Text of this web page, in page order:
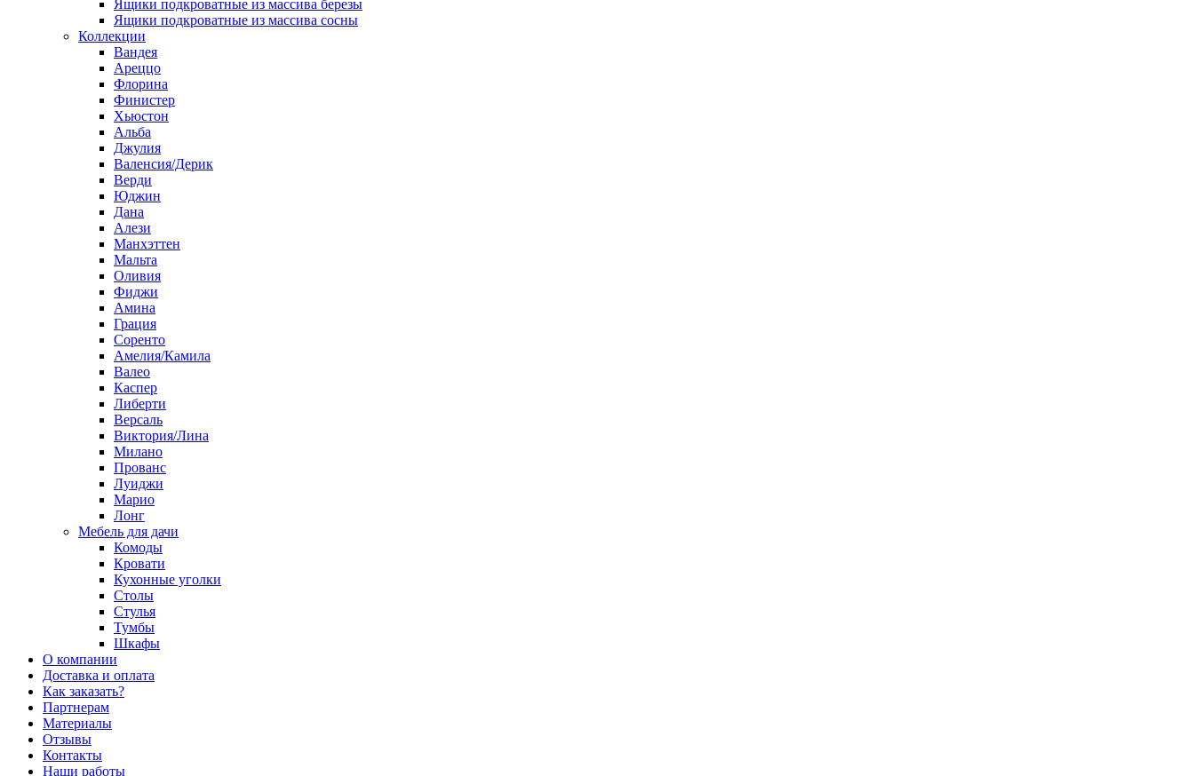
Ящики подкроватные из массива березы
Ящики подкроватные из массива сосны
Коллекции
Вандея
Ареццо
Флорина
Финистер
Хьюстон
Альба
Джулия
Валенсия/Дерик
Верди
Юджин
Дана
Алези
Манхэттен
Мальта
Оливия
Фиджи
Амина
Грация
Соренто
Амелия/Камила
Валео
Каспер
Либерти
Версаль
Виктория/Лина
Милано
Прованс
Луиджи
Марио
Лонг
Мебель для дачи
Комоды
Кровати
Кухонные уголки
Столы
Стулья
Тумбы
Шкафы
О компании
Доставка и оплата
Как заказать?
Партнерам
Материалы
Отзывы
Контакты
Наши работы